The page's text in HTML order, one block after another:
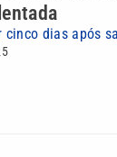
cinco dias após